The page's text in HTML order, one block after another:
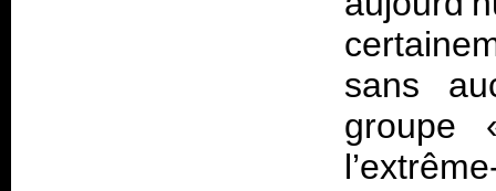
sans